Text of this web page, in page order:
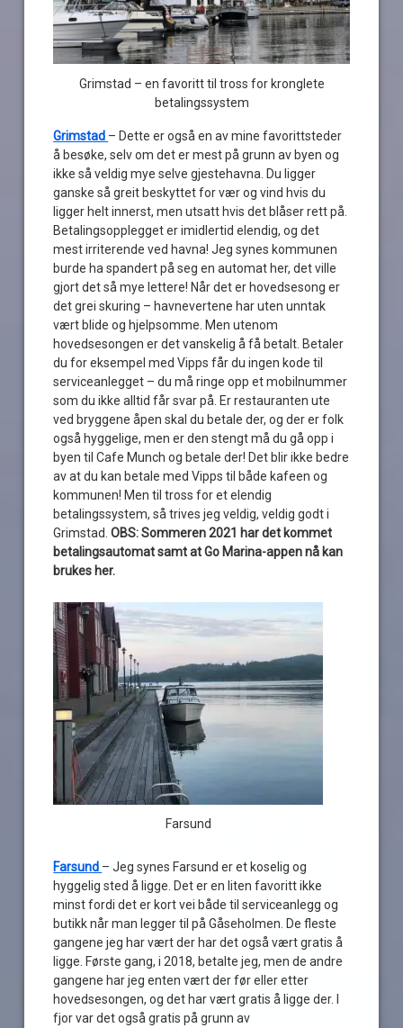
Grimstad – en favoritt til tross for kronglete
betalingssystem
Grimstad – Dette er også en av mine favorittsteder
å besøke, selv om det er mest på grunn av byen og
ikke så veldig mye selve gjestehavna. Du ligger
ganske så greit beskyttet for vær og vind hvis du
ligger helt innerst, men utsatt hvis det blåser rett på.
Betalingsopplegget er imidlertid elendig, og det
mest irriterende ved havna! Jeg synes kommunen
burde ha spandert på seg en automat her, det ville
gjort det så mye lettere! Når det er hovedsesong er
det grei skuring – havnevertene har uten unntak
vært blide og hjelpsomme. Men utenom
hovedsesongen er det vanskelig å få betalt. Betaler
du for eksempel med Vipps får du ingen kode til
serviceanlegget – du må ringe opp et mobilnummer
som du ikke alltid får svar på. Er restauranten ute
ved bryggene åpen skal du betale der, og der er folk
også hyggelige, men er den stengt må du gå opp i
byen til Cafe Munch og betale der! Det blir ikke bedre
av at du kan betale med Vipps til både kafeen og
kommunen! Men til tross for et elendig
betalingssystem, så trives jeg veldig, veldig godt i
Grimstad.OBS: Sommeren 2021 har det kommet
betalingsautomat samt at Go Marina-appen nå kan
brukes her.
Farsund
Farsund – Jeg synes Farsund er et koselig og
hyggelig sted å ligge. Det er en liten favoritt ikke
minst fordi det er kort vei både til serviceanlegg og
butikk når man legger til på Gåseholmen. De fleste
gangene jeg har vært der har det også vært gratis å
ligge. Første gang, i 2018, betalte jeg, men de andre
gangene har jeg enten vært der før eller etter
hovedsesongen, og det har vært gratis å ligge der. I
fjor var det også gratis på grunn av